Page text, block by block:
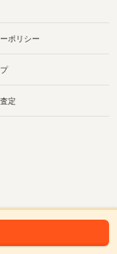
ポリシー
定